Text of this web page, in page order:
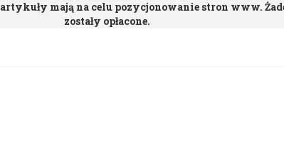
mają na celu pozycjonowanie stron www.
zostały opłacone.